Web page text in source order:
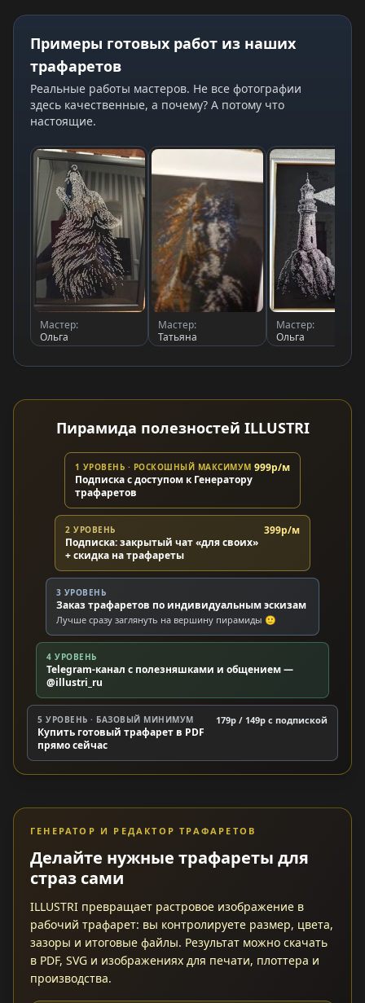
Примеры готовых работ из наших
трафаретов
Реальные работы мастеров. Не все фотографии
здесь качественные, а почему? А потому что
настоящие.
Мастер:
Ольга
Мастер:
Татьяна
Мастер:
Ольга
Пирамида полезностей ILLUSTRI
1 УРОВЕНЬ · РОСКОШНЫЙ МАКСИМУМ
Подписка с доступом к Генератору
трафаретов
999р/м
2 УРОВЕНЬ
Подписка: закрытый чат «для своих»
+ скидка на трафареты
399р/м
3 УРОВЕНЬ
Заказ трафаретов по индивидуальным эскизам
Лучше сразу заглянуть на вершину пирамиды 🙂
4 УРОВЕНЬ
Telegram-канал с полезняшками и общением —
@illustri_ru
5 УРОВЕНЬ · БАЗОВЫЙ МИНИМУМ
Купить готовый трафарет в PDF
прямо сейчас
179р / 149р c подпиской
ГЕНЕРАТОР И РЕДАКТОР ТРАФАРЕТОВ
Делайте нужные трафареты для
страз сами
ILLUSTRI превращает растровое изображение в
рабочий трафарет: вы контролируете размер, цвета,
зазоры и итоговые файлы. Результат можно скачать
в PDF, SVG и изображениях для печати, плоттера и
производства.